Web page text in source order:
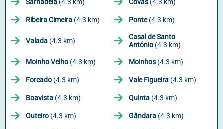
Sarnadela (4.3 km) Covas (4.3 km)
Ribeira Cimeira (4.3 km) Ponte(4.3 km)
Valada (4.3 km)
Casal de Santo
António (4.3 km)
Moinho Velho (4.3 km) Moinhos (4.3 km)
Forcado (4.3 km) Vale Figueira (4.3 km)
Boavista (4.3 km) Quinta (4.3 km)
Outeiro (4.3 km) Gândara (4.3 km)